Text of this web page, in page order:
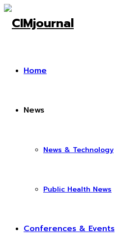
Home
News
News & Technology
Public Health News
Conferences & Events